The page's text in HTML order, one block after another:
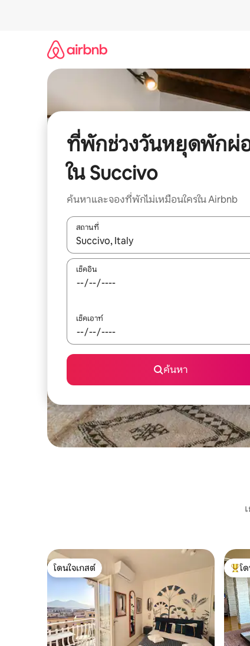
ที่พักช่วงวันหยุดพักผ่
ใน Succivo
ค้นหาและจองที่พักไม่เหมือนใครใน Airbnb
สถานที่
ใช้ลูกศรขึ้นลง หรือใช้การสัมผัสหรือปัด เพื่อสำร
เช็คอิน
เช็คเอาท์
ค้นหา
โดนใจเกสต์
โดนใจเกสต์
โดน
โ